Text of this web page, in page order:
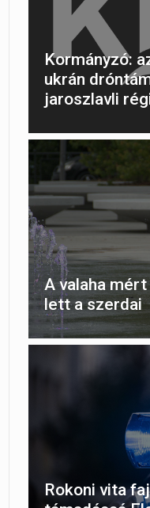
Kormányzó:
ukrán
jaroszlavli
A valaha
lett a szerdai
Rokoni vita